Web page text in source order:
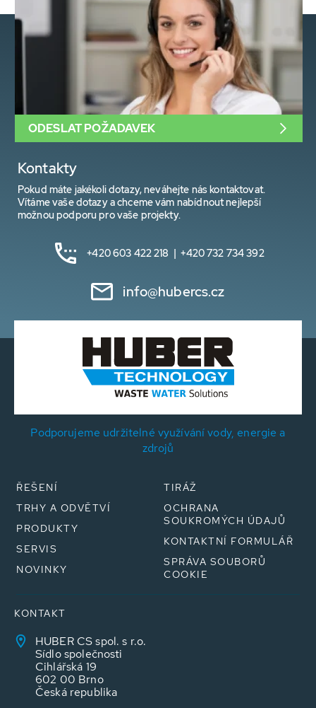
Kontakty
Pokud máte jakékoli dotazy, neváhejte nás kontaktovat.
Vítáme vaše dotazy a chceme vám nabídnout nejlepší
možnou podporu pro vaše projekty.
+420 603 422 218 | +420 732 734 392
info@hubercs.cz
ODESLAT POŽADAVEK
Podporujeme udržitelné využívání vody, energie a
zdrojů
ŘEŠENÍ
TRHY A ODVĚTVÍ
PRODUKTY
SERVIS
NOVINKY
TIRÁŽ
OCHRANA
SOUKROMÝCH ÚDAJŮ
KONTAKTNÍ FORMULÁŘ
SPRÁVA SOUBORŮ
COOKIE
KONTAKT
HUBER CS spol. s r.o.
Sídlo společnosti
Cihlářská 19
602 00 Brno
Česká republika